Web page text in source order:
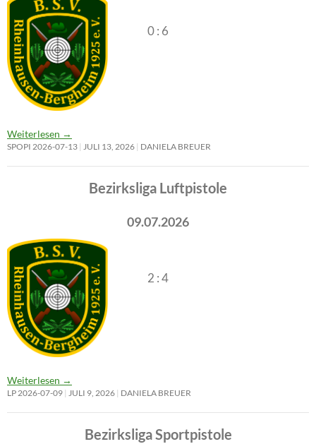
0 : 6
Weiterlesen →
SPOPI 2026-07-13 JULI 13, 2026 DANIELA BREUER
Bezirksliga Luftpistole
09.07.2026
2 : 4
Weiterlesen →
LP 2026-07-09 JULI 9, 2026 DANIELA BREUER
Bezirksliga Sportpistole